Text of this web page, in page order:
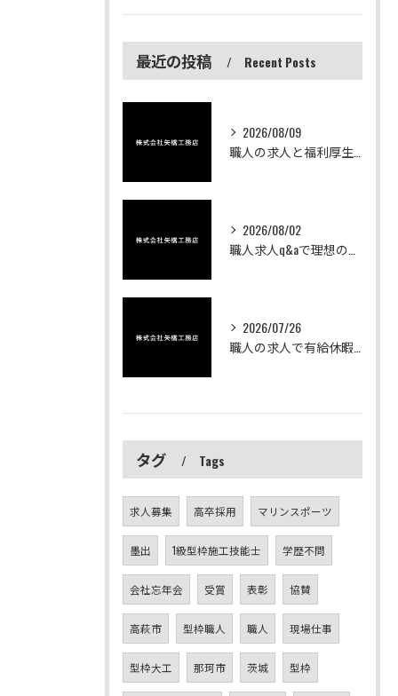
最近の投稿 Recent Posts
2026/08/09
2026/08/02
2026/07/26
タグ Tags
求人募集 高卒採用 マリンスポーツ
墨出 1級型枠施工技能士 学歴不問
会社忘年会 受賞 表彰 協賛
高萩市 型枠職人 職人 現場仕事
型枠大工 那珂市 茨城 型枠